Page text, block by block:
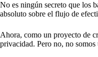
No es ningún secreto que los
absoluto sobre el flujo de
Ahora, como un proyecto de
privacidad. Pero no, no